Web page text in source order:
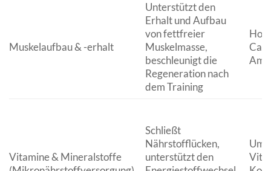
Muskelaufbau & -erhalt
Unterstützt den
Erhalt und Aufbau
von fettfreier
Muskelmasse,
beschleunigt die
Regeneration nach
dem Training
Vitamine & Mineralstoffe
Schließt
Nährstofflücken,
unterstützt den